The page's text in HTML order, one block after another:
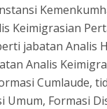
Keimigrasian
jabatan Analis
Analis
Cumlaude,
Umum, Formasi